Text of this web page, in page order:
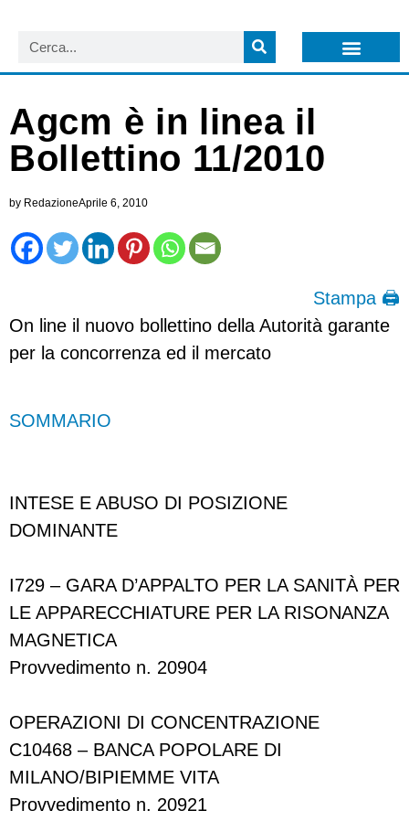
Agcm è in linea il
Bollettino 11/2010
by RedazioneAprile 6, 2010
Stampa 🖨
On line il nuovo bollettino della Autorità garante
per la concorrenza ed il mercato
SOMMARIO
INTESE E ABUSO DI POSIZIONE
DOMINANTE
I729 – GARA D’APPALTO PER LA SANITÀ PER
LE APPARECCHIATURE PER LA RISONANZA
MAGNETICA
Provvedimento n. 20904
OPERAZIONI DI CONCENTRAZIONE
C10468 – BANCA POPOLARE DI
MILANO/BIPIEMME VITA
Provvedimento n. 20921